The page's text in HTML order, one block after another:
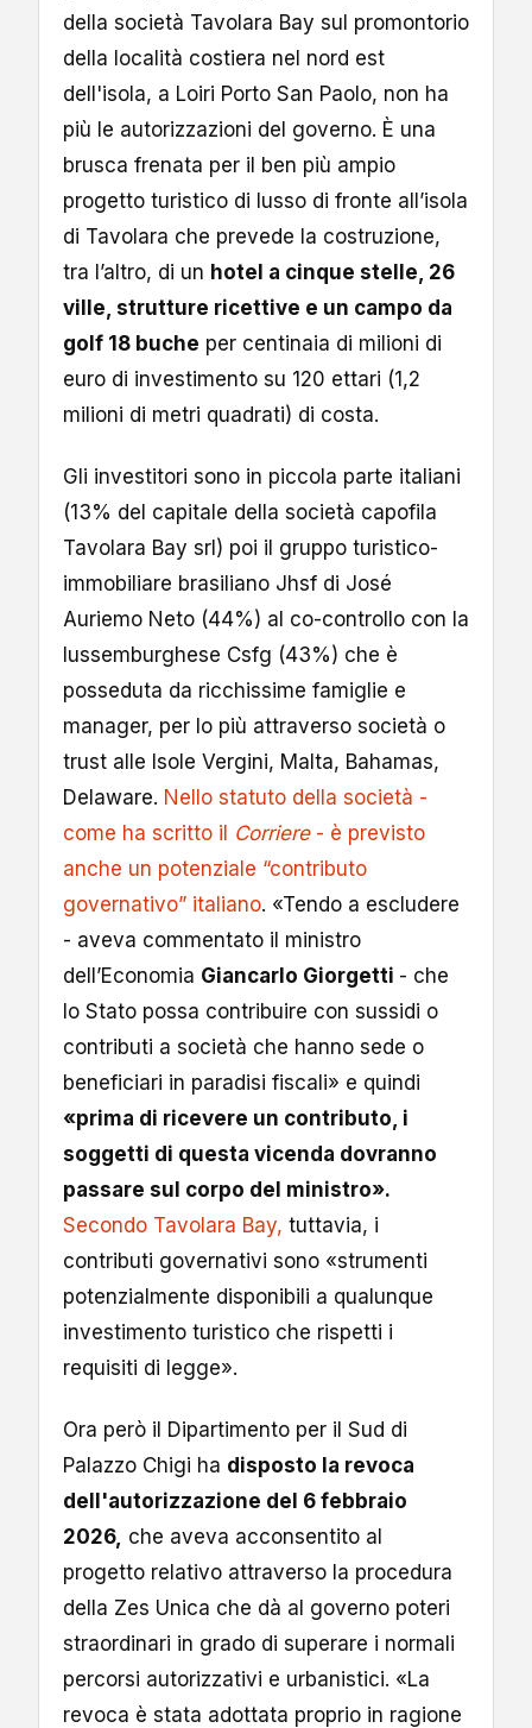
della società Tavolara Bay sul promontorio
della località costiera nel nord est
dell'isola, a Loiri Porto San Paolo, non ha
più le autorizzazioni del governo. È una
brusca frenata per il ben più ampio
progetto turistico di lusso di fronte all’isola
di Tavolara che prevede la costruzione,
tra l’altro, di un hotel a cinque stelle, 26
ville, strutture ricettive e un campo da
golf 18 buche per centinaia di milioni di
euro di investimento su 120 ettari (1,2
milioni di metri quadrati) di costa.
Gli investitori sono in piccola parte italiani
(13% del capitale della società capofila
Tavolara Bay srl) poi il gruppo turistico-
immobiliare brasiliano Jhsf di José
Auriemo Neto (44%) al co-controllo con la
lussemburghese Csfg (43%) che è
posseduta da ricchissime famiglie e
manager, per lo più attraverso società o
trust alle Isole Vergini, Malta, Bahamas,
Delaware. Nello statuto della società -
come ha scritto il Corriere- è previsto
anche un potenziale “contributo
governativo” italiano. «Tendo a escludere
- aveva commentato il ministro
dell’Economia Giancarlo Giorgetti - che
lo Stato possa contribuire con sussidi o
contributi a società che hanno sede o
beneficiari in paradisi fiscali» e quindi
«prima di ricevere un contributo, i
soggetti di questa vicenda dovranno
passare sul corpo del ministro».
Secondo Tavolara Bay, tuttavia, i
contributi governativi sono «strumenti
potenzialmente disponibili a qualunque
investimento turistico che rispetti i
requisiti di legge».
Ora però il Dipartimento per il Sud di
Palazzo Chigi ha disposto la revoca
dell'autorizzazione del 6 febbraio
2026, che aveva acconsentito al
progetto relativo attraverso la procedura
della Zes Unica che dà al governo poteri
straordinari in grado di superare i normali
percorsi autorizzativi e urbanistici. «La
revoca è stata adottata proprio in ragione